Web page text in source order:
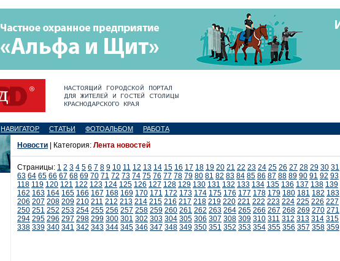
НАВИГАТОР СТАТЬИ ФОТОАЛЬБОМ РАБОТА
Новости | Категория: Лента новостей
Страницы: 1 2 3 4 5 6 7 8 9 10 11 12 13 14 15 16 17 18 19 20 21 22 23 24 25 26 27 28 29 30 31
63 64 65 66 67 68 69 70 71 72 73 74 75 76 77 78 79 80 81 82 83 84 85 86 87 88 89 90 91 92 93
118 119 120 121 122 123 124 125 126 127 128 129 130 131 132 133 134 135 136 137 138 139
162 163 164 165 166 167 168 169 170 171 172 173 174 175 176 177 178 179 180 181 182 183
206 207 208 209 210 211 212 213 214 215 216 217 218 219 220 221 222 223 224 225 226 227
250 251 252 253 254 255 256 257 258 259 260 261 262 263 264 265 266 267 268 269 270 271
294 295 296 297 298 299 300 301 302 303 304 305 306 307 308 309 310 311 312 313 314 315
338 339 340 341 342 343 344 345 346 347 348 349 350 351 352 353 354 355 356 357 358 359